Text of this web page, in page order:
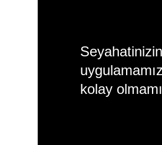
kolay